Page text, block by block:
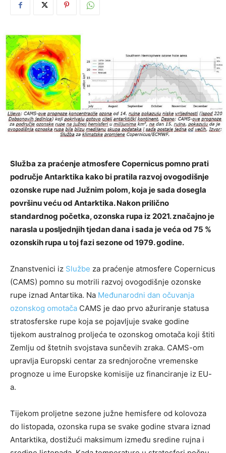
Služba za praćenje atmosfere Copernicus pomno prati
područje Antarktika kako bi pratila razvoj ovogodišnje
ozonske rupe nad Južnim polom, koja je sada dosegla
površinu veću od Antarktika. Nakon prilično
standardnog početka, ozonska rupa iz 2021. značajno je
narasla u posljednjih tjedan dana i sada je veća od 75 %
ozonskih rupa u toj fazi sezone od 1979. godine.
Znanstvenici iz Službe za praćenje atmosfere Copernicus
(CAMS) pomno su motrili razvoj ovogodišnje ozonske
rupe iznad Antartika. Na Međunarodni dan očuvanja
ozonskog omotača CAMS je dao prvo ažuriranje statusa
stratosferske rupe koja se pojavljuje svake godine
tijekom australnog proljeća te ozonskog omotača koji štiti
Zemlju od štetnih svojstava sunčevih zraka. CAMS-om
upravlja Europski centar za srednjoročne vremenske
prognoze u ime Europske komisije uz financiranje iz EU-
a.
Tijekom proljetne sezone južne hemisfere od kolovoza
do listopada, ozonska rupa se svake godine stvara iznad
Antarktika, dostižući maksimum između sredine rujna i